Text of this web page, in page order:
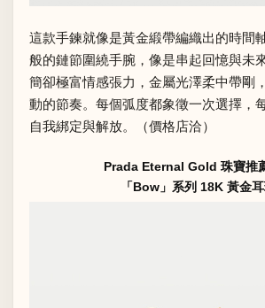
這款手鍊就像是黃金緞帶編織出的時間
般的鏈節圍繞手腕，像是串起回憶與未
簡卻極富情感張力，金屬光澤柔中帶剛
動的節奏。每個弧度都象徵一次選擇，
自我綁定與解放。（價格店洽）
Prada Eternal Gold 珠寶推
「Bow」系列 18K 黃金